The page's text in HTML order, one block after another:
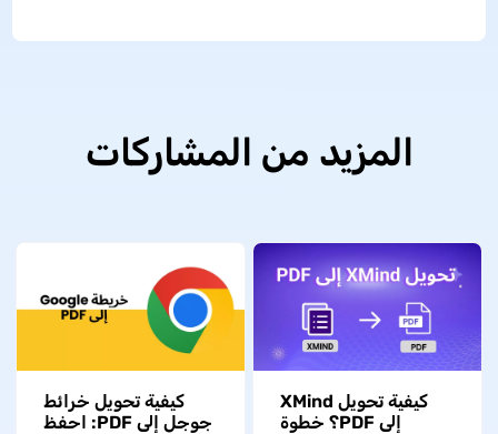
المزيد من المشاركات
كيفية تحويل XMind
إلى PDF؟ خطوة
كيفية تحويل خرائط
جوجل إلى PDF: احفظ